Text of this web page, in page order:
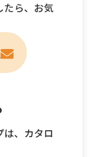
たら、お気
、カタロ